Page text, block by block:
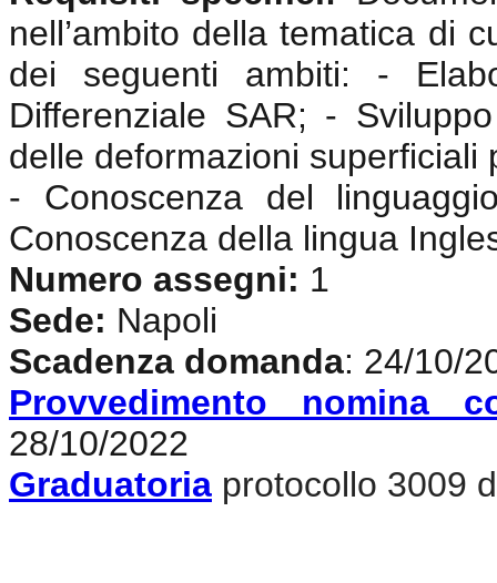
nell’ambito della tematica di
dei seguenti ambiti: -
Differenziale SAR; -
delle deformazioni
- Conoscenza del
Conoscenza della lingua
Numero assegni: 1
Sede: Napoli
Scadenza domanda: 24/10/
Provvedimento nomina
28/10/2022
Graduatoria protocollo 3009